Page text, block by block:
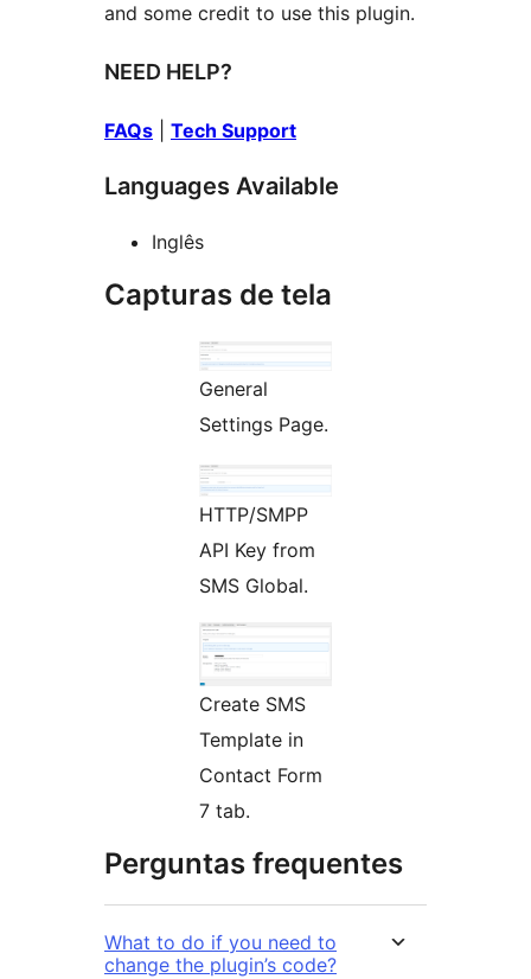
and some credit to use this plugin.
NEED HELP?
FAQs Tech Support
Languages Available
Inglês
Capturas de tela
General
Settings Page.
HTTP/SMPP
API Key from
SMS Global.
Create SMS
Template in
Contact Form
7 tab.
Perguntas frequentes
What to do if you need to
change the plugin’s code?